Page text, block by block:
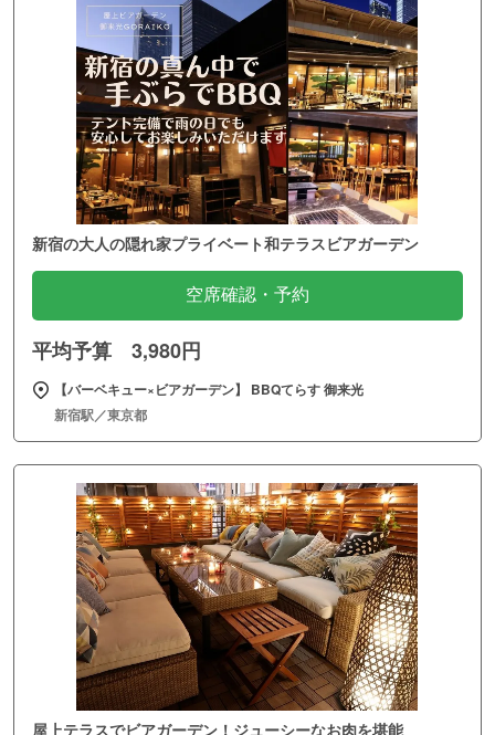
新宿の大人の隠れ家プライベート和テラスビアガーデン
空席確認・予約
平均予算 3,980円
【バーベキュー×ビアガーデン】 BBQてらす 御来光
新宿駅／東京都
屋上テラスでビアガーデン！ジューシーなお肉を堪能